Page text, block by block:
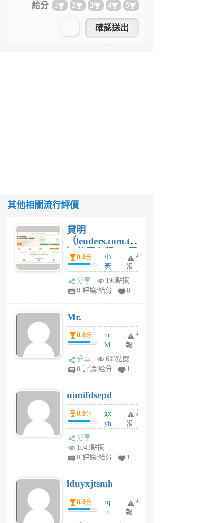
給分 1 2 3 4 5
其他相關流行評價
貸明
（lenders.com.tw
）使用心得 — 民
間貸款比較平台
體驗
0.0分
小
黃
蜂
1
舉
報
分享
190點閱
0 評論/給分
0
Mr.
0.0分
nc
M
U
F
U
5
個
月
舉
報
分享
639點閱
0 評論/給分
1
nimifdsepd
0.0分
gx
yh
jl
月
前
舉
報
分享
1043點閱
0 評論/給分
1
lduyxjtsmh
0.0分
rq
tn
舉
報